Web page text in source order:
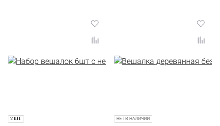
2 ШТ. НЕТ В НАЛИЧИИ